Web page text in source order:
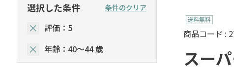
ペット
新規登録で！今すぐ使える
商品コード :
スー
選択した条件 条件のクリア
評価：5
年齢：40～44 歳